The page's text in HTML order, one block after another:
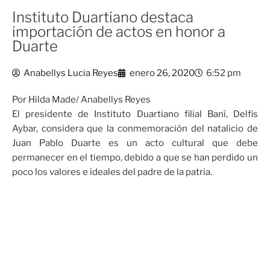
Instituto Duartiano destaca
importación de actos en honor a
Duarte
Anabellys Lucia Reyes enero 26, 2020 6:52 pm
Por Hilda Made/ Anabellys Reyes
El presidente de Instituto Duartiano filial Baní, Delfis
Aybar, considera que la conmemoración del natalicio de
Juan Pablo Duarte es un acto cultural que debe
permanecer en el tiempo, debido a que se han perdido un
poco los valores e ideales del padre de la patria.